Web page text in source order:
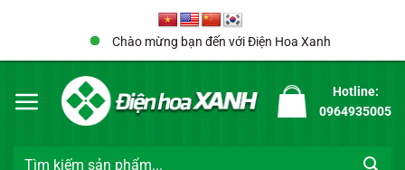
Chào mừng bạn đến với Điện Hoa Xanh
Hotline:
0964935005
Tìm